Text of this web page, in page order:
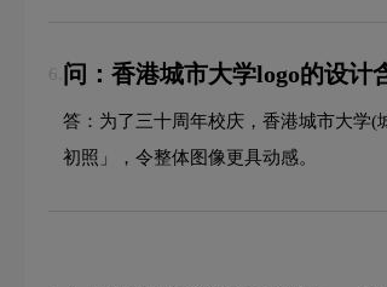
6. 问：香港城市大学logo的设计
答：为了三十周年校庆，香港城市大学
初照」，令整体图像更具动感。